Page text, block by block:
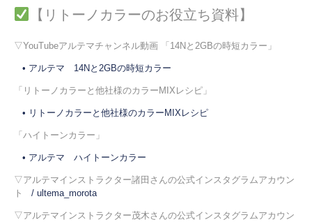
【リトーノカラーのお役立ち資料】
▽YouTubeアルテマチャンネル動画 「14Nと2GBの時短カラー」
• アルテマ 14Nと2GBの時短カラー
「リトーノカラーと他社様のカラーMIXレシピ」
• リトーノカラーと他社様のカラーMIXレシピ
「ハイトーンカラー」
• アルテマ ハイトーンカラー
▽アルテマインストラクター諸田さんの公式インスタグラムアカウン
ト
/ ultema_morota
▽アルテマインストラクター茂木さんの公式インスタグラムアカウン